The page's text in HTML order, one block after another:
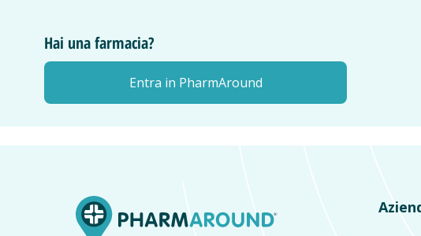
Hai una farmacia?
Entra in PharmAround